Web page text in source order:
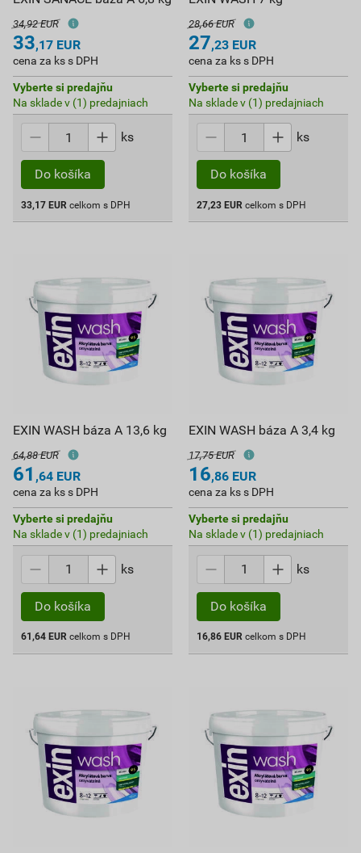
34,92 EUR
33,17 EUR
cena za ks s DPH
Vyberte si predajňu
Na sklade v (1) predajniach
ks
Do košíka
33,17 EUR celkom s DPH
28,66 EUR
27,23 EUR
cena za ks s DPH
Vyberte si predajňu
Na sklade v (1) predajniach
ks
Do košíka
27,23 EUR celkom s DPH
EXIN WASH báza A 13,6 kg
64,88 EUR
61 ,64 EUR
cena za ks s DPH
Vyberte si predajňu
Na sklade v (1) predajniach
ks
Do košíka
61,64 EUR celkom s DPH
EXIN WASH báza A 3,4 kg
17,75 EUR
16,86 EUR
cena za ks s DPH
Vyberte si predajňu
Na sklade v (1) predajniach
ks
Do košíka
16,86 EUR celkom s DPH